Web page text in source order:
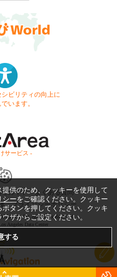
ビリティの向上に
います。
サービス -
てガイド
よくある質問
プライバシーポリシー
Inc. All Rights Reserved.
Angeles Data Center
供のため、クッキーを使用して
シーをご確認ください。クッキー
タンを押してください。クッキ
ザからご設定ください。